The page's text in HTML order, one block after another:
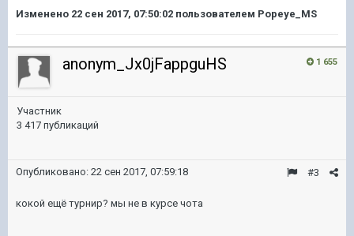
Изменено 22 сен 2017, 07:50:02 пользователем Popeye_MS
1 655
anonym_Jx0jFappguHS
Участник
3 417 публикаций
#3
Опубликовано: 22 сен 2017, 07:59:18
кокой ещё турнир? мы не в курсе чота